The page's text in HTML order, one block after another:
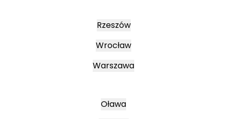
Rzeszów
Wrocław
Warszawa
Oława